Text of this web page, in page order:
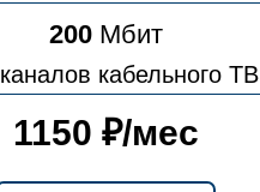
200 Мбит
каналов кабельного ТВ
1150 ₽/мес